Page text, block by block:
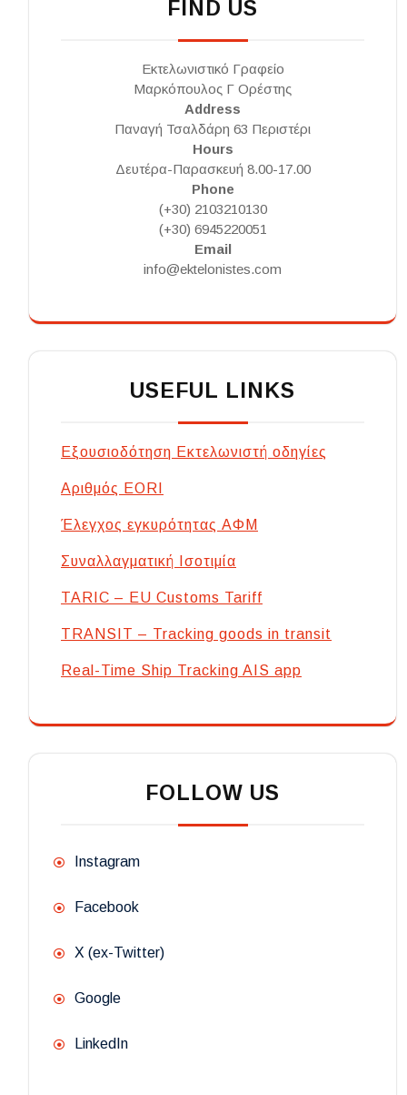
FIND US
Εκτελωνιστικό Γραφείο
Μαρκόπουλος Γ Ορέστης
Address
Παναγή Τσαλδάρη 63 Περιστέρι
Hours
Δευτέρα-Παρασκευή 8.00-17.00
Phone
(+30) 2103210130
(+30) 6945220051
Email
info@ektelonistes.com
USEFUL LINKS
Εξουσιοδότηση Εκτελωνιστή οδηγίες
Αριθμός EORI
Έλεγχος εγκυρότητας ΑΦΜ
Συναλλαγματική Ισοτιμία
TARIC – EU Customs Tariff
TRANSIT – Tracking goods in transit
Real-Time Ship Tracking AIS app
FOLLOW US
Instagram
Facebook
X (ex-Twitter)
Google
LinkedIn